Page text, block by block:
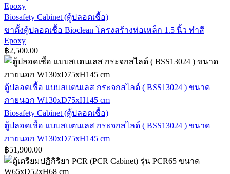
Epoxy
Biosafety Cabinet (ตู้ปลอดเชื้อ)
ขาตั้งตู้ปลอดเชื้อ Bioclean โครงสร้างท่อเหล็ก 1.5 นิ้ว ทำสี
Epoxy
฿2,500.00
ตู้ปลอดเชื้อ แบบสแตนเลส กระจกสไลด์ ( BSS13024 ) ขนาด
ภายนอก W130xD75xH145 cm
Biosafety Cabinet (ตู้ปลอดเชื้อ)
ตู้ปลอดเชื้อ แบบสแตนเลส กระจกสไลด์ ( BSS13024 ) ขนาด
ภายนอก W130xD75xH145 cm
฿51,900.00